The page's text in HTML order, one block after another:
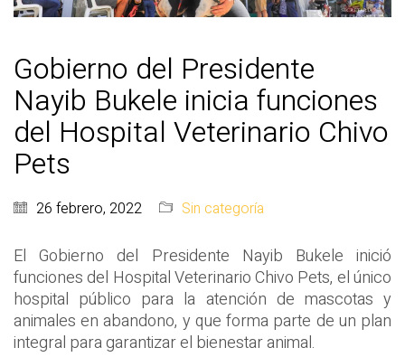
Gobierno del Presidente
Nayib Bukele inicia funciones
del Hospital Veterinario Chivo
Pets
26 febrero, 2022 Sin categoría
El Gobierno del Presidente Nayib Bukele inició
funciones del Hospital Veterinario Chivo Pets, el único
hospital público para la atención de mascotas y
animales en abandono, y que forma parte de un plan
integral para garantizar el bienestar animal.